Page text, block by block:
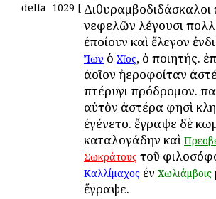
delta 1029 [
νεφελῶν λέγουσι
ἐποίουν καὶ ἔλεγον
Ἴων ὁ Χῖος, ὁ ποιητής.
ἀοῖον ἠεροφοίταν
πτέρυγι πρόδρομον.
αὐτὸν ἀστέρα φησὶ
ἐγένετο. ἔγραψε δὲ
καταλογάδην καὶ
Σωκράτους τοῦ
Καλλίμαχος ἐν Χωλιάμβοις
ἔγραψε.